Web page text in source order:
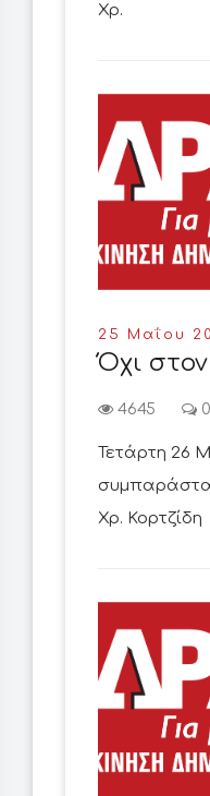
Χρ.
25 Μαΐου
Όχι
4645 0
Τετάρτη 26
Χρ. Κορτζίδη